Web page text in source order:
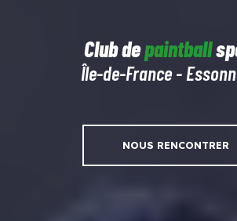
Club depaintball
Île-de-France -
NOUS RENCONTRER